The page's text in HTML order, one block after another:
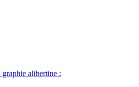
graphie alibertine :